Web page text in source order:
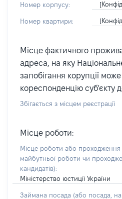
Номер корпусу:
Номер квартири:
Місце фактичного
адреса, на яку
запобігання корупції
кореспонденцію суб'єкту
Збігається з місцем реєстрації
Місце роботи:
Місце роботи або
майбутньої роботи чи
кандидатів):
Міністерство юстиції України
Займана посада (або посада,